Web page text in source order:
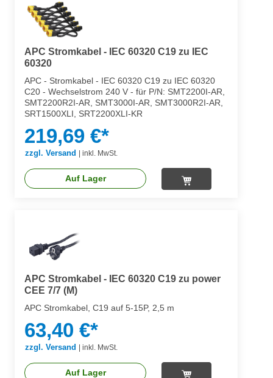
APC Stromkabel - IEC 60320 C19 zu IEC
60320
APC - Stromkabel - IEC 60320 C19 zu IEC 60320
C20 - Wechselstrom 240 V - für P/N: SMT2200I-AR,
SMT2200R2I-AR, SMT3000I-AR, SMT3000R2I-AR,
SRT1500XLI, SRT2200XLI-KR
219,69 €*
zzgl. Versand inkl. MwSt.
Auf Lager
APC Stromkabel - IEC 60320 C19 zu power
CEE 7/7 (M)
APC Stromkabel, C19 auf 5-15P, 2,5 m
63,40 €*
zzgl. Versand | inkl. MwSt.
Auf Lager